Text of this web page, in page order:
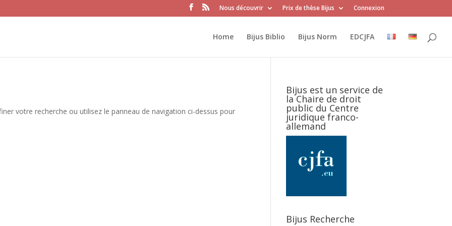
Nous découvrir Prix de thèse Bijus Connexion
Home Bijus Biblio Bijus Norm EDCJFA
votre recherche ou utilisez le panneau de navigation ci-dessus pour
Bijus est un service de
la Chaire de droit
public du Centre
juridique franco-
allemand
Bijus Recherche